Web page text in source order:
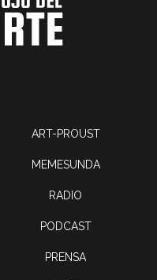
ART-PROUST
MEMESUNDA
RADIO
PODCAST
PRENSA